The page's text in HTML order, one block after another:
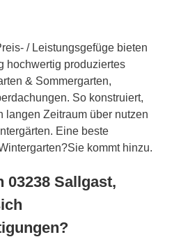
/ Leistungsgefüge bieten
hochwertig produziertes
& Sommergarten,
So konstruiert,
langen Zeitraum über nutzen
Eine beste
kommt hinzu.
03238 Sallgast,